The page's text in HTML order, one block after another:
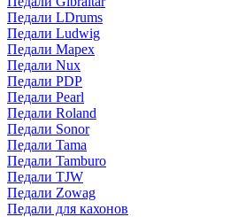
Педали LDrums
Педали Ludwig
Педали Mapex
Педали Nux
Педали PDP
Педали Pearl
Педали Roland
Педали Sonor
Педали Tama
Педали Tamburo
Педали TJW
Педали Zowag
Педали для кахонов